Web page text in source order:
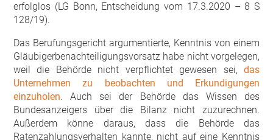
erfolglos (LG Bonn, Entscheidung vom 17.3.2020 – 8 S
128/19).
Das Berufungsgericht argumentierte, Kenntnis von einem
Gläubigerbenachteiligungsvorsatz habe nicht vorgelegen,
weil die Behörde nicht verpflichtet gewesen sei, das
Unternehmen zu beobachten und Erkundigungen
einzuholen. Auch sei der Behörde das Wissen des
Bundesanzeigers über die Bilanz nicht zuzurechnen.
Außerdem könne daraus, dass die Behörde das
Ratenzahlungsverhalten kannte, nicht auf eine Kenntnis